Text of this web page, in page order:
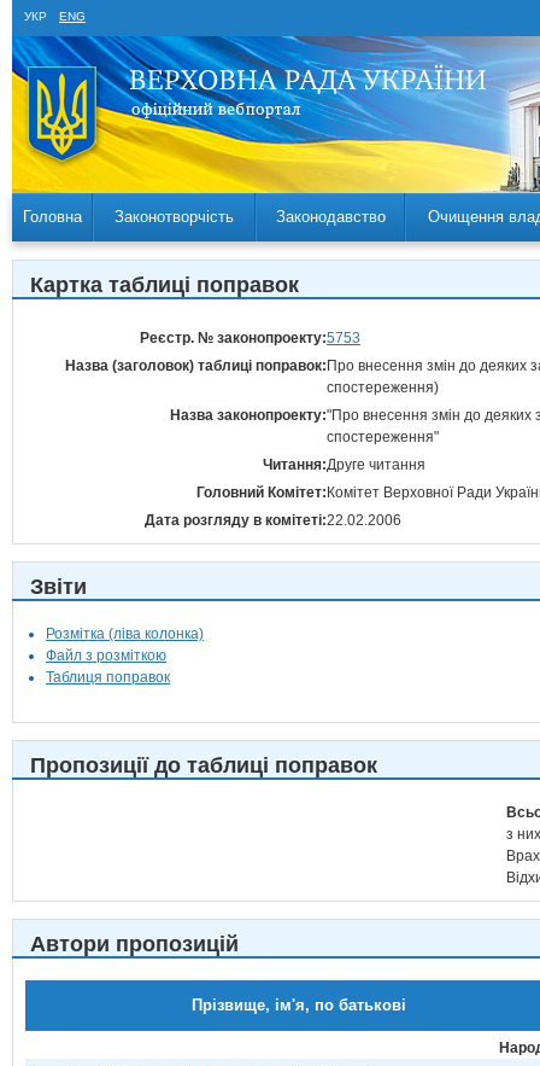
УКР ENG
Головна Законотворчість Законодавство Очищення
Картка таблиці поправок
Реєстр. № законопроекту:5753
Назва (заголовок) таблиці поправок: Про внесення змін до деяких
спостереження)
Назва законопроекту:"Про внесення змін до деяких
спостереження"
Читання:Друге читання
Головний Комітет: Комітет Верховної Ради
Дата розгляду в комітеті:22.02.2006
Звіти
Розмітка (ліва колонка)
Файл з розміткою
Таблиця поправок
Пропозиції до таблиці поправок
з
Автори пропозицій
Прізвище, ім'я, по батькові